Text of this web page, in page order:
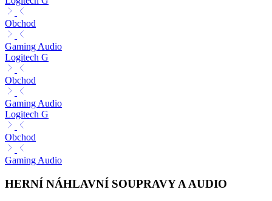
Obchod
Gaming Audio
Logitech G
Obchod
Gaming Audio
Logitech G
Obchod
Gaming Audio
HERNÍ NÁHLAVNÍ SOUPRAVY A AUDIO